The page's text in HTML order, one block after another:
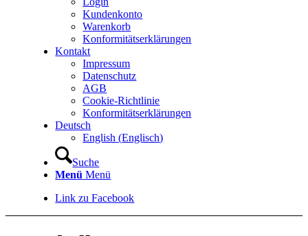
Kundenkonto
Warenkorb
Konformitätserklärungen
Kontakt
Impressum
Datenschutz
AGB
Cookie-Richtlinie
Konformitätserklärungen
Deutsch
English (Englisch)
Suche
Menü Menü
Link zu Facebook